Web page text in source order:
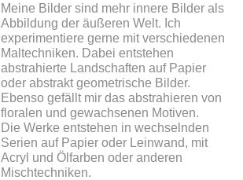
Meine Bilder sind mehr innere Bilder als
Abbildung der äußeren Welt. Ich
experimentiere gerne mit verschiedenen
Maltechniken. Dabei entstehen
abstrahierte Landschaften auf Papier
oder abstrakt geometrische Bilder.
Ebenso gefällt mir das abstrahieren von
floralen und gewachsenen Motiven.
Die Werke entstehen in wechselnden
Serien auf Papier oder Leinwand, mit
Acryl und Ölfarben oder anderen
Mischtechniken.